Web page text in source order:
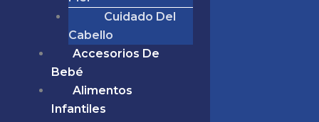
Cuidado Del
Cabello
Accesorios De
Bebé
Alimentos
Infantiles